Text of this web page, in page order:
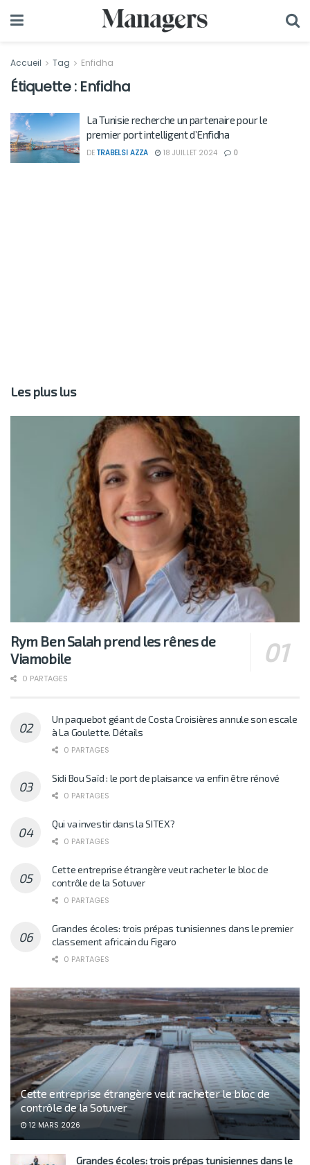
Accueil Tag Enfidha
Étiquette : Enfidha
La Tunisie recherche un partenaire pour le
premier port intelligent d’Enfidha
DE TRABELSI AZZA 18 JUILLET 2024 0
Les plus lus
Rym Ben Salah prend les rênes de
Viamobile
0 PARTAGES
Un paquebot géant de Costa Croisières annule son escale
à La Goulette. Détails
0 PARTAGES
Sidi Bou Saïd : le port de plaisance va enfin être rénové
0 PARTAGES
Qui va investir dans la SITEX?
0 PARTAGES
Cette entreprise étrangère veut racheter le bloc de
contrôle de la Sotuver
0 PARTAGES
Grandes écoles: trois prépas tunisiennes dans le premier
classement africain du Figaro
0 PARTAGES
Cette entreprise étrangère veut racheter le bloc de
contrôle de la Sotuver
12 MARS 2026
Grandes écoles: trois prépas tunisiennes dans le